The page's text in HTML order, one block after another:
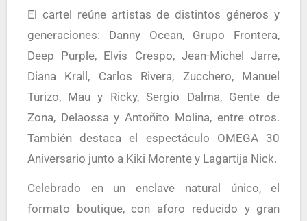
El cartel reúne artistas de distintos géneros y
generaciones: Danny Ocean, Grupo Frontera,
Deep Purple, Elvis Crespo, Jean-Michel Jarre,
Diana Krall, Carlos Rivera, Zucchero, Manuel
Turizo, Mau y Ricky,Sergio Dalma, Gente de
Zona, Delaossa y Antoñito Molina, entre otros.
También destaca el espectáculo OMEGA 30
Aniversario junto a Kiki Morente y Lagartija Nick.
Celebrado en un enclave natural único, el
formato boutique, con aforo reducido y gran